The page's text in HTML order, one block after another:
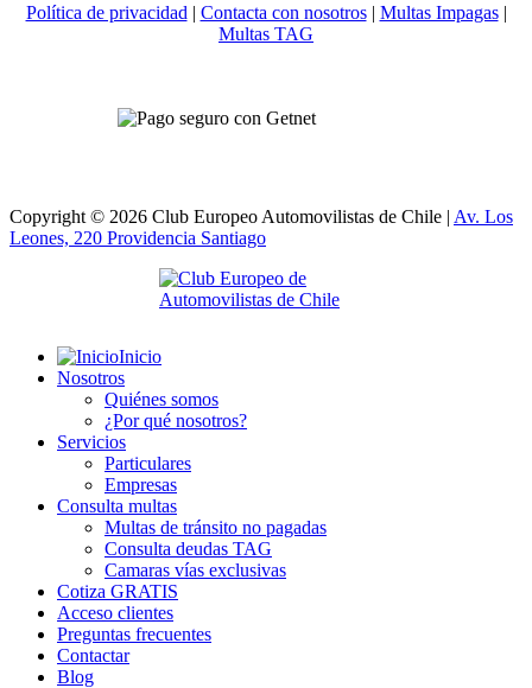
Política de privacidad | Contacta con nosotros| Multas Impagas|
Multas TAG
Copyright © 2026 Club Europeo Automovilistas de Chile | Av. Los
Leones, 220 Providencia Santiago
Inicio
Nosotros
Quiénes somos
¿Por qué nosotros?
Servicios
Particulares
Empresas
Consulta multas
Multas de tránsito no pagadas
Consulta deudas TAG
Camaras vías exclusivas
Cotiza GRATIS
Acceso clientes
Preguntas frecuentes
Contactar
Blog